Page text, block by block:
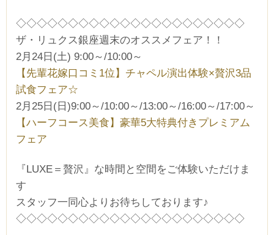
◇◇◇◇◇◇◇◇◇◇◇◇◇◇◇◇◇◇◇◇◇◇
ザ・リュクス銀座週末のオススメフェア！！
2月24日(土) 9:00～/10:00～
【先輩花嫁口コミ1位】チャペル演出体験×贅沢3品
試食フェア☆
2月25日(日)9:00～/10:00～/13:00～/16:00～/17:00～
【ハーフコース美食】豪華5大特典付きプレミアム
フェア
『LUXE＝贅沢』な時間と空間をご体験いただけま
す
スタッフ一同心よりお待ちしております♪
◇◇◇◇◇◇◇◇◇◇◇◇◇◇◇◇◇◇◇◇◇◇